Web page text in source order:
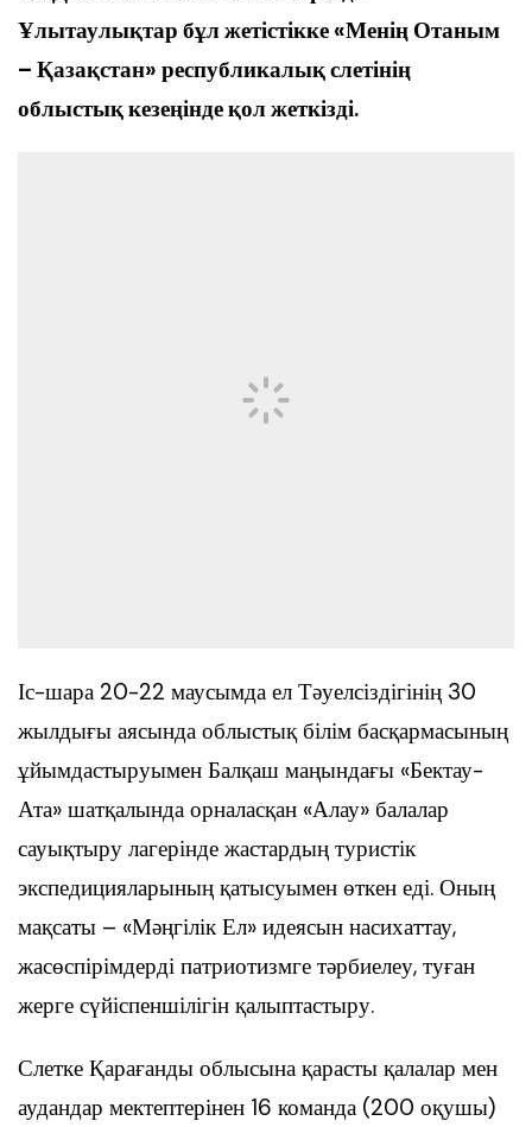
Ұлытаулықтар бұл жетістікке «Менің Отаным
– Қазақстан» республикалық слетінің
облыстық кезеңінде қол жеткізді.
Іс-шара 20-22 маусымда ел Тәуелсіздігінің 30
жылдығы аясында облыстық білім басқармасының
ұйымдастыруымен Балқаш маңындағы «Бектау-
Ата» шатқалында орналасқан «Алау» балалар
сауықтыру лагерінде жастардың туристік
экспедицияларының қатысуымен өткен еді. Оның
мақсаты – «Мәңгілік Ел» идеясын насихаттау,
жасөспірімдерді патриотизмге тәрбиелеу, туған
жерге сүйіспеншілігін қалыптастыру.
Слетке Қарағанды облысына қарасты қалалар мен
аудандар мектептерінен 16 команда (200 оқушы)